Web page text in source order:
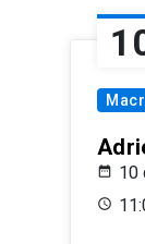
10